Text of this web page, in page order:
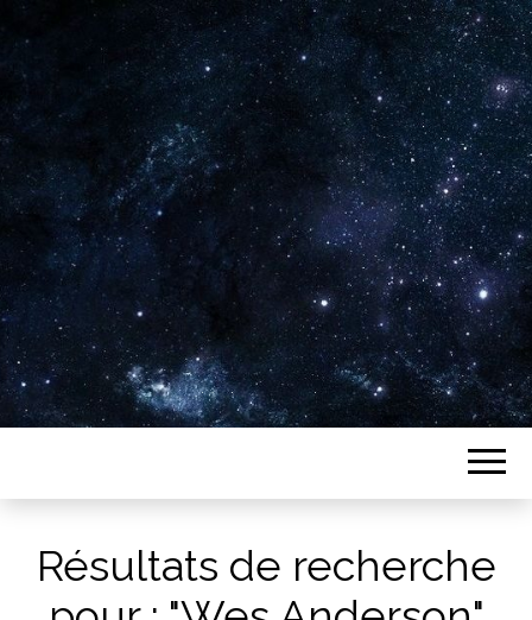
Plus de 2800 critiques de films
Résultats de recherche